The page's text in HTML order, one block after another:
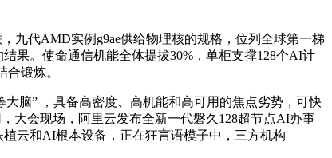
九代AMD实例g9ae供给物理核的规格，位列全球第一梯
果。使命通信机能全体提拔30%，单柜支撑128个AI计
锻炼。
脑” ，具备高密度、高机能和高可用的焦点劣势，可快
大会现场，阿里云发布全新一代磐久128超节点AI办事
云和AI根本设备，正在狂言语模子中，三方机构